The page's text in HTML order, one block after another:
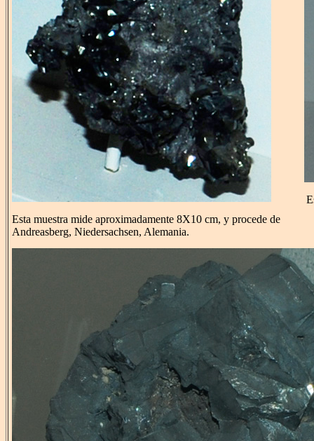
Esta muestra mide aproximadamente 8X10 cm, y procede de
Andreasberg, Niedersachsen, Alemania.